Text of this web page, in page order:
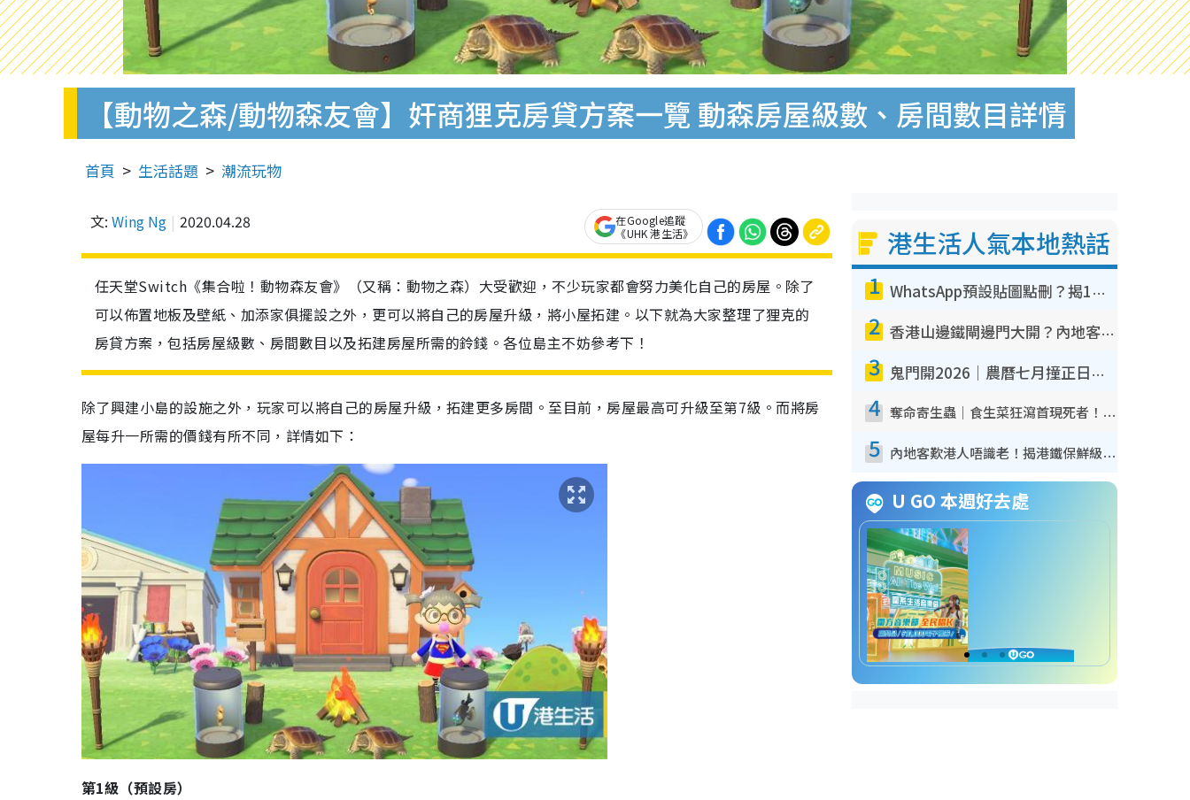
【動物之森/動物森友會】奸商狸克房貸方案一覽 動森房屋級數、房間數目詳情
首頁 生活話題 潮流玩物
文: Wing Ng 2020.04.28
在Google追蹤
《UHK 港生活》
任天堂Switch《集合啦！動物森友會》（又稱：動物之森）大受歡迎，不少玩家都會努力美化自己的房屋。除了
可以佈置地板及壁紙、加添家俱擺設之外，更可以將自己的房屋升級，將小屋拓建。以下就為大家整理了狸克的
房貸方案，包括房屋級數、房間數目以及拓建房屋所需的鈴錢。各位島主不妨參考下！
除了興建小島的設施之外，玩家可以將自己的房屋升級，拓建更多房間。至目前，房屋最高可升級至第7級。而將房
屋每升一所需的價錢有所不同，詳情如下：
第1級（預設房）
港生活人氣本地熱話
1 WhatsApp預設貼圖點刪？揭1招「反向操作」還原簡潔介面 附3步實測教學
2 香港山邊鐵閘邊門大開？內地客困惑意義何在！網民神回覆：呢種叫法理性防禦
3 鬼門開2026｜農曆七月撞正日全食特別邪？專家警告切忌做一事！揭4大禁忌+2招保平安
4 奪命寄生蟲｜食生菜狂瀉首現死者！疫潮惡化錄1.8萬宗病例 揭洗菜3大謬誤
5 內地客歎港人唔識老！揭港鐵保鮮級冷氣 港人求放過：咪投訴
U GO 本週好去處